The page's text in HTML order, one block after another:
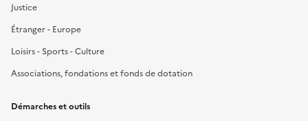
Justice
Étranger - Europe
Loisirs - Sports - Culture
Associations, fondations et fonds de dotation
Démarches et outils